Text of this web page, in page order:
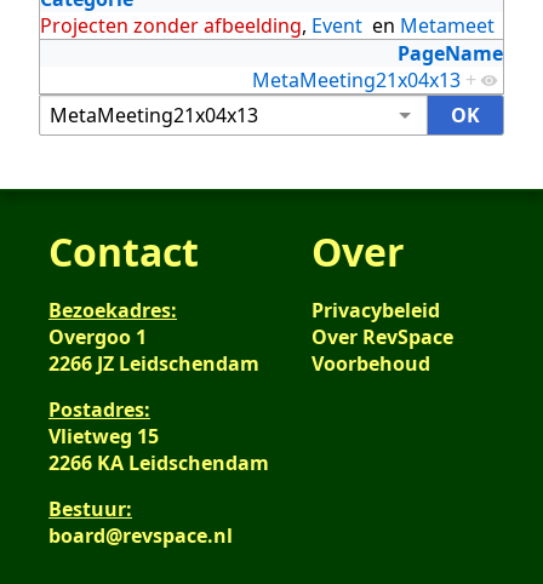
Projecten zonder afbeelding, Event en Metameet
PageName
MetaMeeting21x04x13 +
Contact
Bezoekadres:
Overgoo 1
2266 JZ Leidschendam
Postadres:
Vlietweg 15
2266 KA Leidschendam
Bestuur:
board@revspace.nl
Over
Privacybeleid
Over RevSpace
Voorbehoud